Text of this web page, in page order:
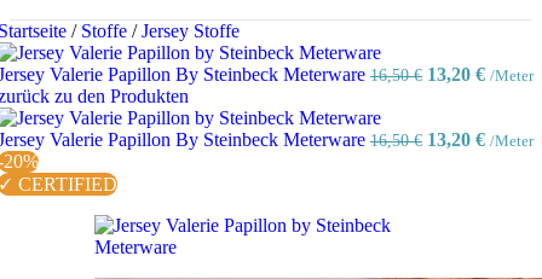
/ Stoffe / Jersey Stoffe
Valerie Papillon By Steinbeck Meterware 16,50€
16,50 €
13,20 €
13,20
/Meter
zu den Produkten
Valerie Papillon By Steinbeck Meterware 16,50€ 13,20 € /Meter
20%
CERTIFIED